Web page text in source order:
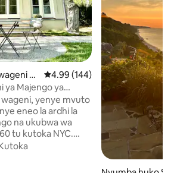
h
Ukadiriaji wa wastani wa 4.99
4.99 (144)
ya Majengo ya
la Kibinafsi
yenye mvuto
eneo la ardhi la
na ukubwa wa
tu kutoka NYC.
na bustani